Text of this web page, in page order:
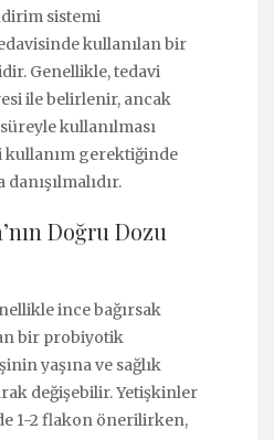
sistemi
kullanılan bir
Genellikle, tedavi
ile belirlenir, ancak
kullanılması
kullanım gerektiğinde
Doğru Dozu
ince bağırsak
bir probiyotik
yaşına ve sağlık
değişebilir. Yetişkinler
1-2 flakon önerilirken,